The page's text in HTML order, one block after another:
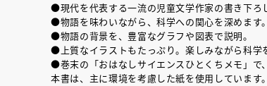
●現代を代表する一流の児童文学作家の書き下ろ
●物語を味わいながら、科学への関心を深めます。
●物語の背景を、豊富なグラフや図表で説明。
●上質なイラストもたっぷり。楽しみながら科学
●巻末の「おはなしサイエンスひとくちメモ」で
本書は、主に環境を考慮した紙を使用しています。